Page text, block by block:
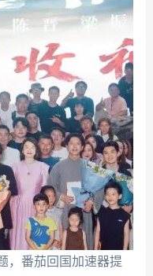
，番茄回国加速器提